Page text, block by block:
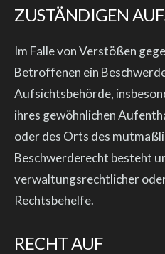
ZUSTÄNDIGEN
Im Falle von Verstößen
Betroffenen ein
Aufsichtsbehörde,
ihres gewöhnlichen
oder des Orts des
Beschwerderecht besteht
verwaltungsrechtlicher
Rechtsbehelfe.
RECHT AUF